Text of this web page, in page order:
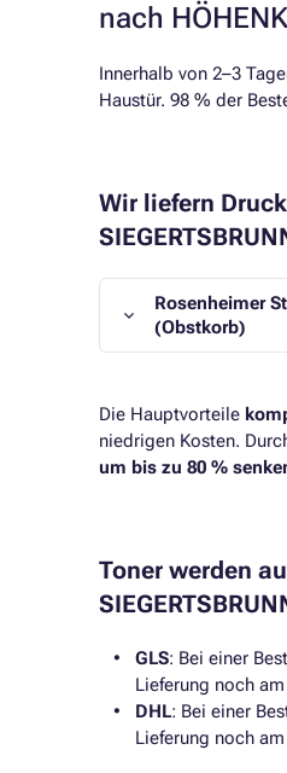
nach
Innerhalb von 2–3
Haustür. 98 % der
Wir liefern
Rosenheimer
(Obstkorb)
Die Hauptvorteile
niedrigen Kosten.
um bis zu 80 %
Toner werden
GLS: Bei einer
Lieferung noch
DHL: Bei einer
Lieferung noch